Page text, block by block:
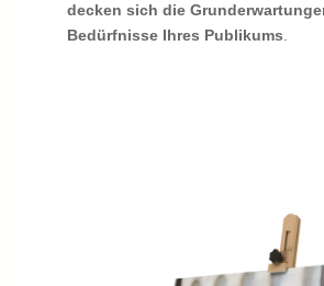
decken sich die
Bedürfnisse Ihres Publikums.